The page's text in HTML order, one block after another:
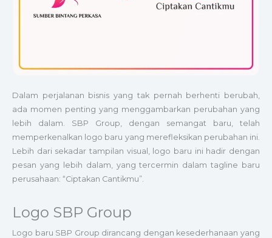
Dalam perjalanan bisnis yang tak pernah berhenti berubah,
ada momen penting yang menggambarkan perubahan yang
lebih dalam. SBP Group, dengan semangat baru, telah
memperkenalkan logo baru yang merefleksikan perubahan ini.
Lebih dari sekadar tampilan visual, logo baru ini hadir dengan
pesan yang lebih dalam, yang tercermin dalam tagline baru
perusahaan: “Ciptakan Cantikmu”.
Logo SBP Group
Logo baru SBP Group dirancang dengan kesederhanaan yang